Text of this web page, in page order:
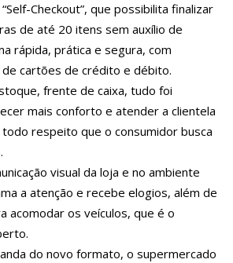
Checkout”, que possibilita finalizar
de até 20 itens sem auxílio de
rápida, prática e segura, com
cartões de crédito e débito.
frente de caixa, tudo foi
mais conforto e atender a clientela
respeito que o consumidor busca
visual da loja e no ambiente
a atenção e recebe elogios, além de
acomodar os veículos, que é o
do novo formato, o supermercado